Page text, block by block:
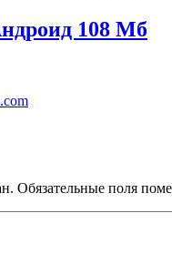
108 Мб
Обязательные поля